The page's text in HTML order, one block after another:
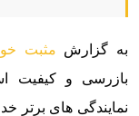
به گزارش مثبت
نمایندگی های